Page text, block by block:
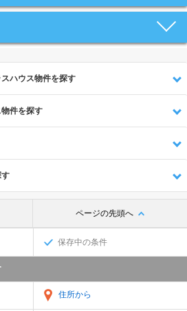
ハウス物件を探す
件を探す
ページの先頭へ
保存中の条件
住所から